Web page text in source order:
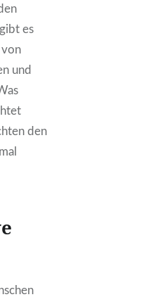
es
von
und
den